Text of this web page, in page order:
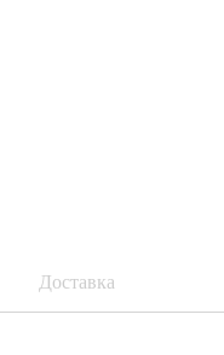
Доставка